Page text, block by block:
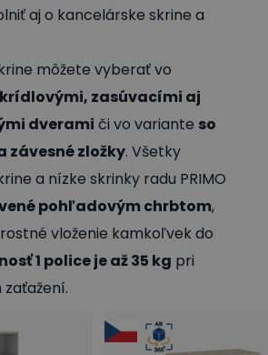
aj o kancelárske skrine a
môžete vyberať vo
zasúvacími aj
dverami či vo variante so
závesné zložky. Všetky
a nízke skrinky radu PRIMO
pohľadovým chrbtom,
vloženie kamkoľvek do
1 police je až 35 kg pri